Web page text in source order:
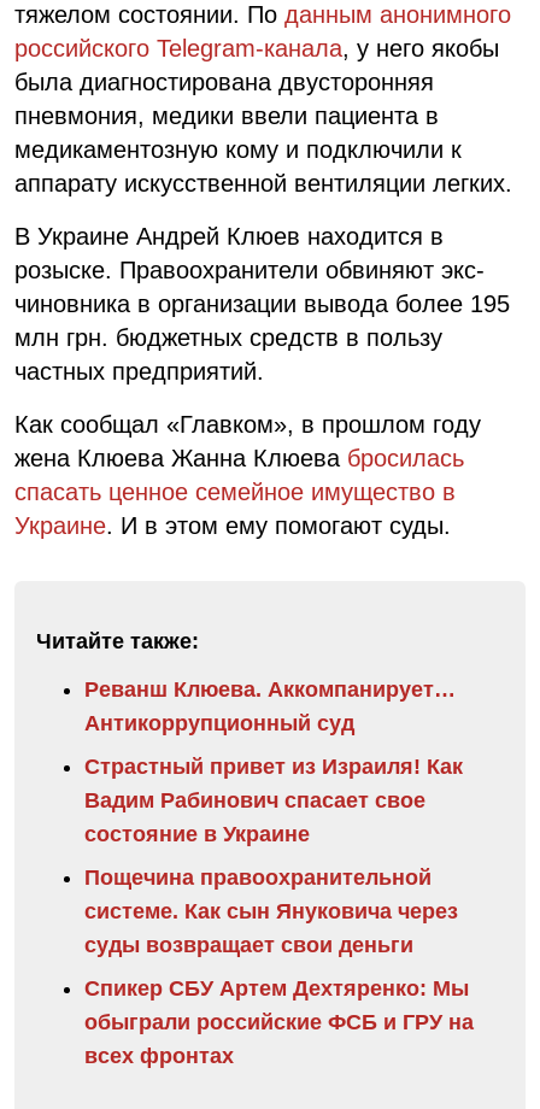
тяжелом состоянии. По данным анонимного
российского Telegram-канала, у него якобы
была диагностирована двусторонняя
пневмония, медики ввели пациента в
медикаментозную кому и подключили к
аппарату искусственной вентиляции легких.
В Украине Андрей Клюев находится в
розыске. Правоохранители обвиняют экс-
чиновника в организации вывода более 195
млн грн. бюджетных средств в пользу
частных предприятий.
Как сообщал «Главком», в прошлом году
жена Клюева Жанна Клюева бросилась
спасать ценное семейное имущество в
Украине. И в этом ему помогают суды.
Читайте также:
Реванш Клюева. Аккомпанирует…
Антикоррупционный суд
Страстный привет из Израиля! Как
Вадим Рабинович спасает свое
состояние в Украине
Пощечина правоохранительной
системе. Как сын Януковича через
суды возвращает свои деньги
Спикер СБУ Артем Дехтяренко: Мы
обыграли российские ФСБ и ГРУ на
всех фронтах